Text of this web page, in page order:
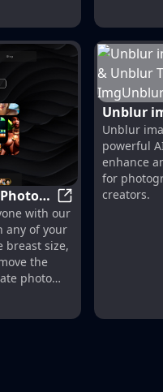
Undress Photo
with our
any of your
breast size,
the
photo
Unblur
For
Unblur
powerful
enhance
for
creators.